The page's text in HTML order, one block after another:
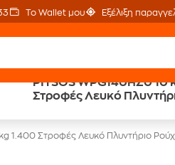
Το Wallet μου Εξέλιξη
PITSOS WPG140HZ0 10
Στροφές Λευκό
Άτοκες Δόσεις
kg 1.400 Στροφές Λευκό Πλυντήριο